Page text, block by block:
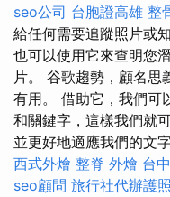
seo公司 台胞證高雄 整
給任何需要追蹤照片或
也可以使用它來查明您
片。 谷歌趨勢，顧名思
有用。 借助它，我們可
和關鍵字，這樣我們就
並更好地適應我們的文
西式外燴 整脊 外燴 台
seo顧問 旅行社代辦護照